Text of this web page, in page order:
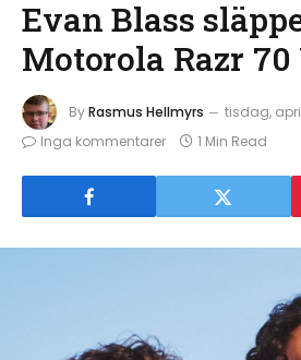
Evan Blass
Motorola Razr
ByRasmus Hellmyrs
tisdag, april
Inga kommentarer
1 Min Read